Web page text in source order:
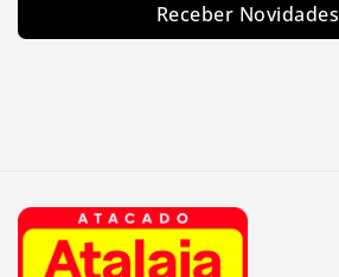
Receber Novidades